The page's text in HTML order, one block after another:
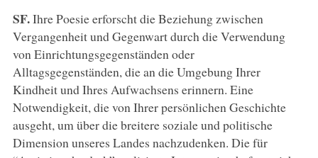
SF.Ihre Poesie erforscht die Beziehung zwischen
Vergangenheit und Gegenwart durch die Verwendung
von Einrichtungsgegenständen oder
Alltagsgegenständen, die an die Umgebung Ihrer
Kindheit und Ihres Aufwachsens erinnern. Eine
Notwendigkeit, die von Ihrer persönlichen Geschichte
ausgeht, um über die breitere soziale und politische
Dimension unseres Landes nachzudenken. Die für